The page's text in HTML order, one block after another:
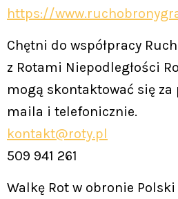
https://
Chętni do współpracy
z Rotami Niepodległości
mogą skontaktować się
maila i telefonicznie.
kontakt@roty.pl
509 941 261
Walkę Rot w obronie